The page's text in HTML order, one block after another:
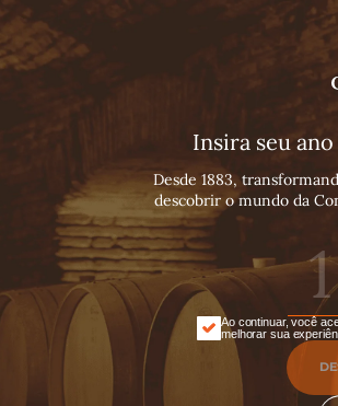
Insira seu
Desde 1883,
descobrir o mundo da
Ao continuar, você
melhorar sua